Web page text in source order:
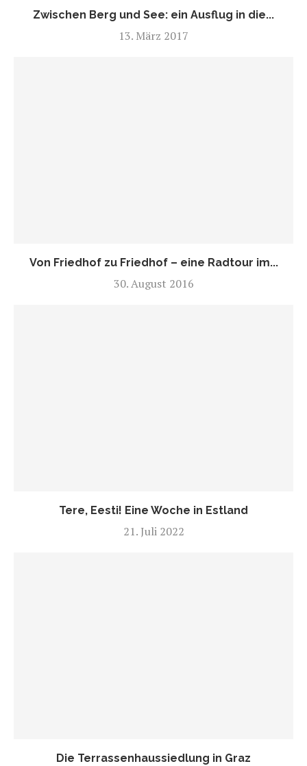
Zwischen Berg und See: ein Ausflug in die...
13. März 2017
Von Friedhof zu Friedhof – eine Radtour im...
30. August 2016
Tere, Eesti! Eine Woche in Estland
21. Juli 2022
Die Terrassenhaussiedlung in Graz